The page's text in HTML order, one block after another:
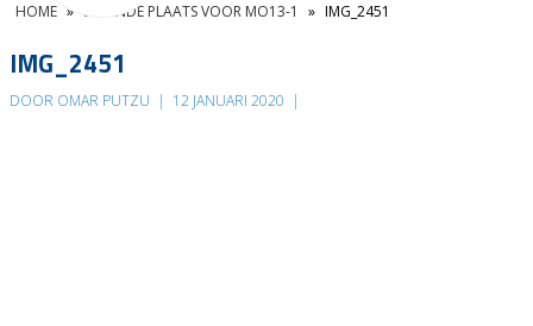
HOME » ZEVENDE PLAATS VOOR MO13-1 » IMG_2451
IMG_2451
DOOR OMAR PUTZU | 12 JANUARI 2020 |